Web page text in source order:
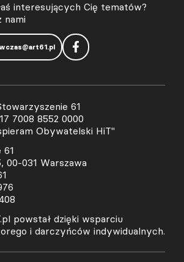
interesujących Cię tematów?
nami
61
7008 8552 0000
Obywatelski HiT"
00-031 Warszawa
powstał dzięki wsparciu
i darczyńców indywidualnych.